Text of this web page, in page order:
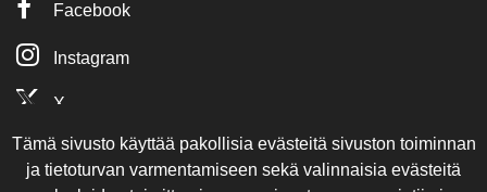
Tämä sivusto käyttää pakollisia evästeitä sivuston toiminnan
ja tietoturvan varmentamiseen sekä valinnaisia evästeitä
Facebook
Instagram
X
Olemme mukana